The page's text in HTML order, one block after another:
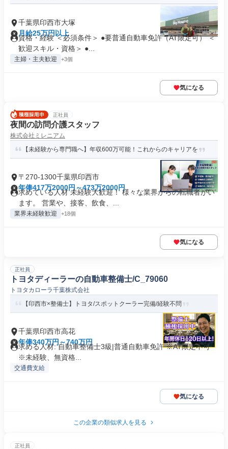
千葉県印西市大塚
月給25万円以上
資格・経験 ＜必須条件＞ ●要普通自動車免許（AT限定可） ＜
歓迎スキル・資格＞ ●...
主婦・主夫歓迎 +3個
気になる
正社員
夜間の訪問介護スタッフ
株式会社ミレニアム
【未経験から専門職へ】年収600万可能！これからのキャリアを
〒270-1300千葉県印西市
年俸417万2000円～473万2000円
求めている人材 未経験大歓迎！ 様々な業界からの転職者がい
ます。 営業や、接客、飲食、...
業界未経験歓迎 +18個
気になる
正社員
トヨタディーラーの自動車整備士/C_79060
トヨタカローラ千葉株式会社
【印西市×整備士】トヨタ/スポットクーラー完備/経験不問
千葉県印西市高花
年俸340万円～740万円
求める人材: 自動車整備士3級|普通自動車免許 ※AT限定不可
※未経験、無資格...
交通費支給
気になる
この企業の類似求人を見る
正社員